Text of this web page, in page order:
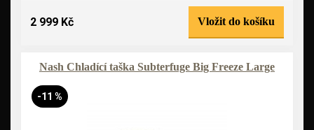
2 999 Kč Vložit do košíku
Nash Chladící taška Subterfuge Big Freeze Large
-11 %